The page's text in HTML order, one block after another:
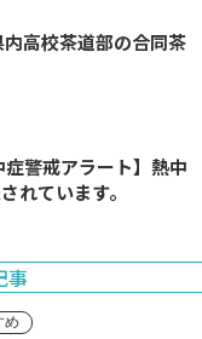
高校茶道部の合同茶
警戒アラート】熱中
れています。
事
め